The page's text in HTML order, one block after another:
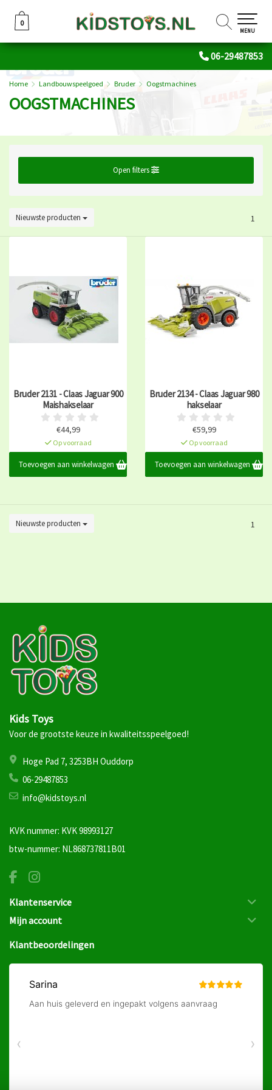
06-29487853
0
0
MENU
Home Landbouwspeelgoed Bruder Oogstmachines
OOGSTMACHINES
Open filters
Nieuwste producten 1
Bruder 2131 - Claas Jaguar 900
Maishakselaar
€44,99
Op voorraad
Toevoegen aan winkelwagen
Bruder 2134 - Claas Jaguar 980
hakselaar
€59,99
Op voorraad
Toevoegen aan winkelwagen
Nieuwste producten 1
Kids Toys
Voor de grootste keuze in kwaliteitsspeelgoed!
Hoge Pad 7, 3253BH Ouddorp
06-29487853
info@kidstoys.nl
KVK nummer: KVK 98993127
btw-nummer: NL868737811B01
Klantenservice
Mijn account
Klantbeoordelingen